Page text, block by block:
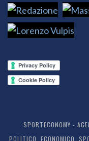
SPORTECONOMY -
POLITICO, ECONOMICO,